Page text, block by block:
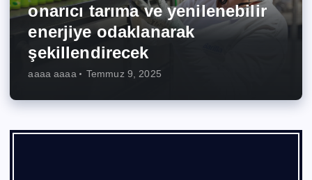
onarıcı tarıma ve yenilenebilir
enerjiye odaklanarak
şekillendirecek
aaaa aaaa Temmuz 9, 2025